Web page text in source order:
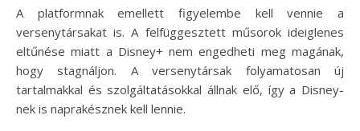
A platformnak emellett figyelembe kell vennie a
versenytársakat is. A felfüggesztett műsorok ideiglenes
eltűnése miatt a Disney+ nem engedheti meg magának,
hogy stagnáljon. A versenytársak folyamatosan új
tartalmakkal és szolgáltatásokkal állnak elő, így a Disney-
nek is naprakésznek kell lennie.